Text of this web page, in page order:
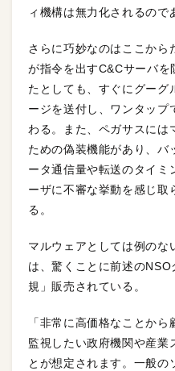
ィ機構は無力化されるので
さらに巧妙なのはここから
が指令を出すC&Cサーバを
たとしても、すぐにグーグ
ージを送付し、ワンタップ
わる。また、ペガサスには
ための偽装機能があり、バ
ータ通信量や転送のタイミ
ーザに不審な挙動を感じ取
る。
マルウェアとしては例のな
は、驚くことに前述の
規」販売されている。
「非常に高価格なことか
監視したい政府機関や産業
とが想定されます。一般の